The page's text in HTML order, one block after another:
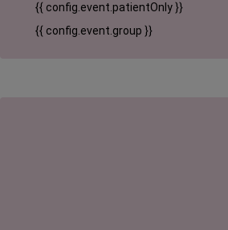
{{ config.event.patientOnly }}
{{ config.event.group }}